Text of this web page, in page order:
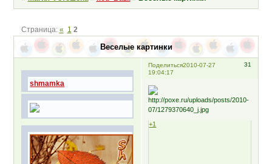
Веселые картинки
Страница: « 1 2
Поделиться 31
2010-07-27
19:04:17
shmamka
+1